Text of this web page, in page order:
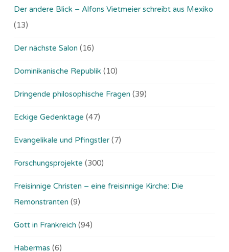
Der andere Blick – Alfons Vietmeier schreibt aus Mexiko
(13)
Der nächste Salon (16)
Dominikanische Republik (10)
Dringende philosophische Fragen (39)
Eckige Gedenktage (47)
Evangelikale und Pfingstler (7)
Forschungsprojekte (300)
Freisinnige Christen – eine freisinnige Kirche: Die
Remonstranten (9)
Gott in Frankreich (94)
Habermas (6)